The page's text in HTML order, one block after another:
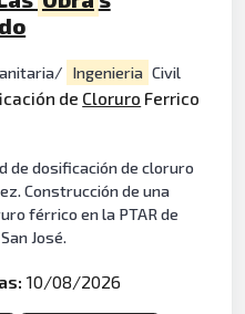
Ingenieria Civil
de Cloruro Ferrico
de dosificación de cloruro
Construcción de una
férrico en la PTAR de
José.
10/08/2026